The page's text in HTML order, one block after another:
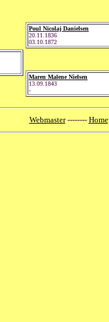
Poul Nicolaj Danielsen
20.11.1836
03.10.1872
Maren Malene Nielsen
13.09.1843
-
Webmaster--------